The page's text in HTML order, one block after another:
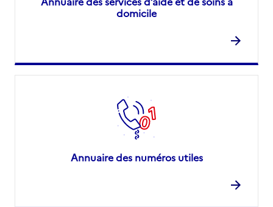
domicile
Annuaire des numéros utiles